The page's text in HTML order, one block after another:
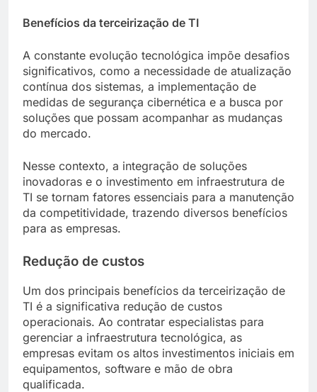
Benefícios da terceirização de TI
A constante evolução tecnológica impõe desafios
significativos, como a necessidade de atualização
contínua dos sistemas, a implementação de
medidas de segurança cibernética e a busca por
soluções que possam acompanhar as mudanças
do mercado.
Nesse contexto, a integração de soluções
inovadoras e o investimento em infraestrutura de
TI se tornam fatores essenciais para a manutenção
da competitividade, trazendo diversos benefícios
para as empresas.
Redução de custos
Um dos principais benefícios da terceirização de
TI é a significativa redução de custos
operacionais. Ao contratar especialistas para
gerenciar a infraestrutura tecnológica, as
empresas evitam os altos investimentos iniciais em
equipamentos, software e mão de obra
qualificada.